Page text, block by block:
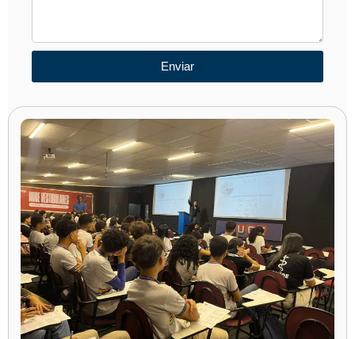
Enviar